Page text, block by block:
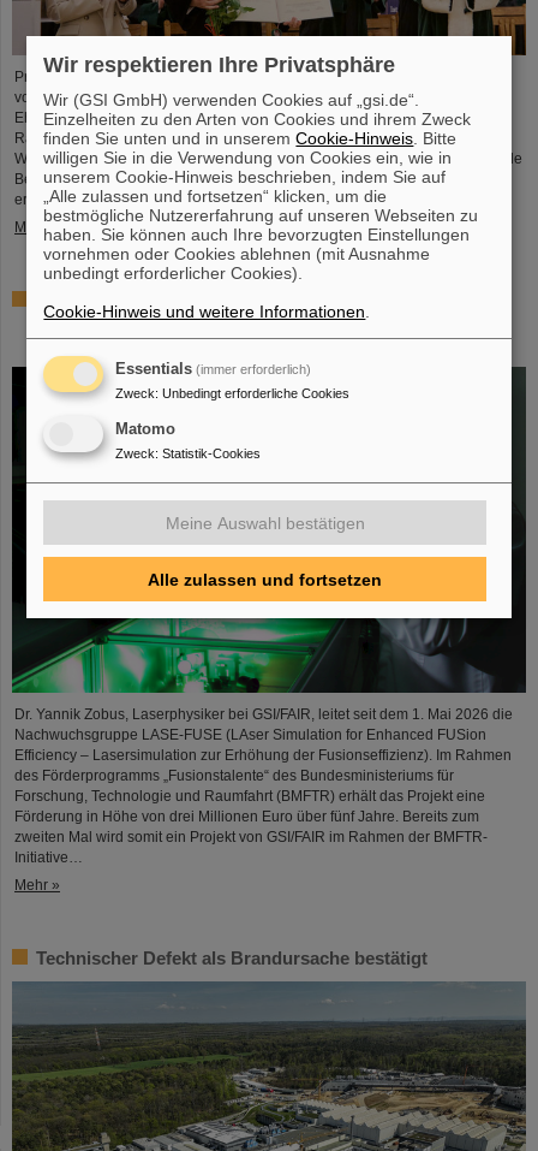
Professor Paolo Giubellino, ehemaliger Wissenschaftlicher Geschäftsführer
von GSI und FAIR, ist von der Technischen Universität Warschau mit der
Ehrendoktorwürde ausgezeichnet worden. Sie wurde am 6. Mai 2026 im
Rahmen einer feierlichen Sitzung des Senats der Technischen Universität
Warschau verliehen. Die Universität würdigt damit Giubellinos herausragende
Beiträge zur Kern- und Teilchenphysik sowie seine langjährige und
erfolgreiche Zusammenarbeit mit der Technischen Universität Warschau. ...
Mehr »
Millionenförderung des BMFTR für Fusionsforschung –
Dr. Yannik Zobus von GSI/FAIR wirbt Nachwuchsgruppe
ein
Dr. Yannik Zobus, Laserphysiker bei GSI/FAIR, leitet seit dem 1. Mai 2026 die
Nachwuchsgruppe LASE-FUSE (LAser Simulation for Enhanced FUSion
Efficiency – Lasersimulation zur Erhöhung der Fusionseffizienz). Im Rahmen
des Förderprogramms „Fusionstalente“ des Bundesministeriums für
Forschung, Technologie und Raumfahrt (BMFTR) erhält das Projekt eine
Förderung in Höhe von drei Millionen Euro über fünf Jahre. Bereits zum
zweiten Mal wird somit ein Projekt von GSI/FAIR im Rahmen der BMFTR-
Initiative…
Mehr »
Technischer Defekt als Brandursache bestätigt
Wir respektieren Ihre Privatsphäre
Wir (GSI GmbH) verwenden Cookies auf „gsi.de“.
Einzelheiten zu den Arten von Cookies und ihrem Zweck
finden Sie unten und in unseremCookie-Hinweis . Bitte
willigen Sie in die Verwendung von Cookies ein, wie in
unserem Cookie-Hinweis beschrieben, indem Sie auf
„Alle zulassen und fortsetzen“ klicken, um die
bestmögliche Nutzererfahrung auf unseren Webseiten zu
haben. Sie können auch Ihre bevorzugten Einstellungen
vornehmen oder Cookies ablehnen (mit Ausnahme
unbedingt erforderlicher Cookies).
Cookie-Hinweis und weitere Informationen
Essentials (immer erforderlich)
Zweck: Unbedingt erforderliche Cookies
Matomo
Zweck: Statistik-Cookies
Meine Auswahl bestätigen
Alle zulassen und fortsetzen